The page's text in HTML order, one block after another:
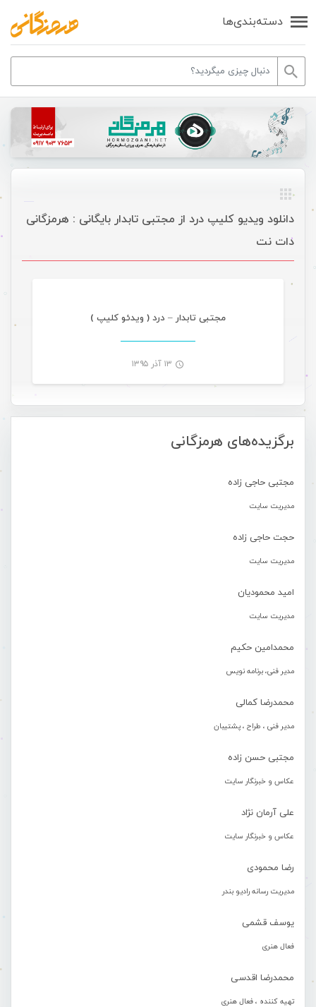
دسته‌بندی‌ها
برگزیده‌های هرمزگانی
مجتبی حاجی زاده
مدیریت سایت
حجت حاجی زاده
مدیریت سایت
امید محمودیان
مدیریت سایت
محمدامین حکیم
مدیر فنی، برنامه نویس
محمدرضا کمالی
مدیر فنی ، طراح ، پشتیبان
مجتبی حسن زاده
عکاس و خبرنگار سایت
علی آرمان نژاد
عکاس و خبرنگار سایت
رضا محمودی
مدیریت رسانه رادیو بندر
یوسف قشمی
فعال هنری
محمدرضا اقدسی
تهیه کننده ، فعال هنری
دانلود ویدیو کلیپ درد از مجتبی تابدار بایگانی : هرمزگانی
دات نت
مجتبی تابدار – درد ( ویدئو کلیپ )
۱۳ آذر ۱۳۹۵